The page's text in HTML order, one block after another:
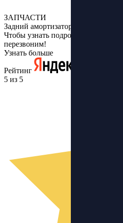
ЗАПЧАСТИ
Задний амортизатор 110мм Kugoo
Чтобы узнать подробнее, оставьте
перезвоним!
Узнать больше
Рейтинг
5 из 5